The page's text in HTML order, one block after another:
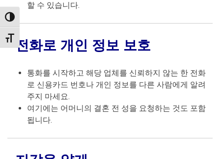
TOGGLE HIGH CONTRAST
TOGGLE FONT SIZE
할 수 있습니다.
전화로 개인 정보 보호
통화를 시작하고 해당 업체를 신뢰하지 않는 한 전화
로 신용카드 번호나 개인 정보를 다른 사람에게 알려
주지 마세요.
여기에는 어머니의 결혼 전 성을 요청하는 것도 포함
됩니다.